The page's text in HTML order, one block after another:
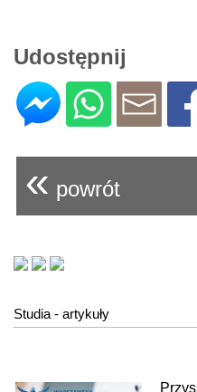
Udostępnij
« powrót
Studia - artykuły